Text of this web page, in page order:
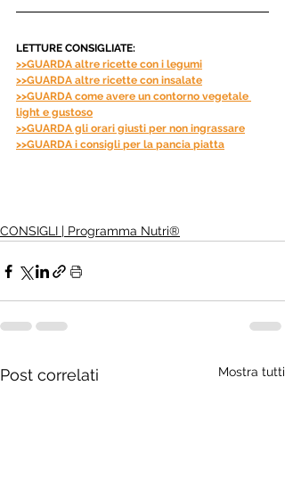
LETTURE CONSIGLIATE:
>>GUARDA altre ricette con i legumi
>>GUARDA altre ricette con insalate
>>GUARDA come avere un contorno vegetale
light e gustoso
>>GUARDA gli orari giusti per non ingrassare
>>GUARDA i consigli per la pancia piatta
CONSIGLI | Programma Nutri®
Post correlati Mostra tutti